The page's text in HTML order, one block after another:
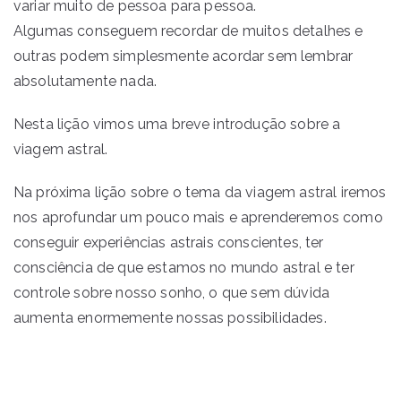
variar muito de pessoa para pessoa.
Algumas conseguem recordar de muitos detalhes e
outras podem simplesmente acordar sem lembrar
absolutamente nada.
Nesta lição vimos uma breve introdução sobre a
viagem astral.
Na próxima lição sobre o tema da viagem astral iremos
nos aprofundar um pouco mais e aprenderemos como
conseguir experiências astrais conscientes, ter
consciência de que estamos no mundo astral e ter
controle sobre nosso sonho, o que sem dúvida
aumenta enormemente nossas possibilidades.